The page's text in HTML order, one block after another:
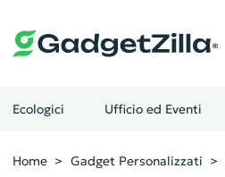
Ecologici Ufficio ed Eventi
Home Gadget Personalizzati